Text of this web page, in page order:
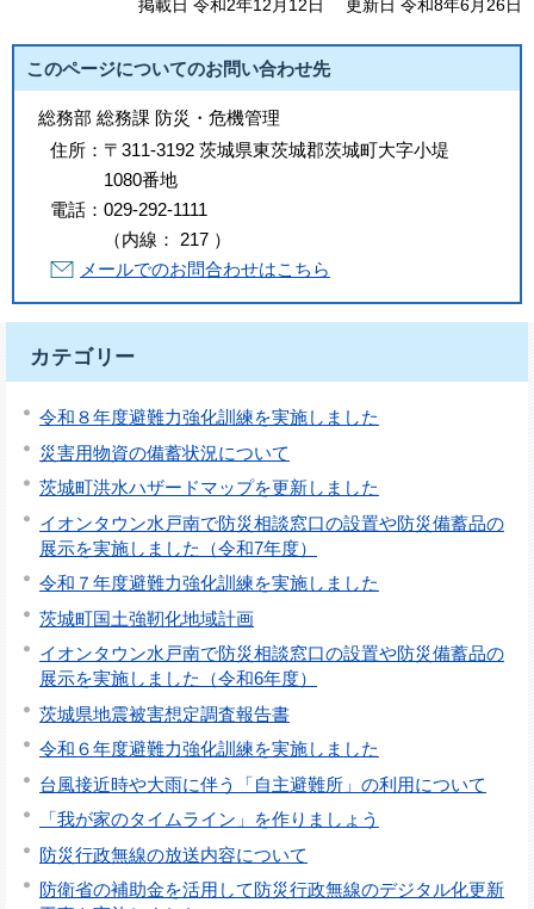
掲載日 令和2年12月12日 更新日 令和8年6月26日
このページについてのお問い合わせ先
総務部 総務課 防災・危機管理
住所： 〒311-3192 茨城県東茨城郡茨城町大字小堤
1080番地
電話： 029-292-1111
（内線 ： 217 ）
メールでのお問合わせはこちら
カテゴリー
令和８年度避難力強化訓練を実施しました
災害用物資の備蓄状況について
茨城町洪水ハザードマップを更新しました
イオンタウン水戸南で防災相談窓口の設置や防災備蓄品の
展示を実施しました（令和7年度）
令和７年度避難力強化訓練を実施しました
茨城町国土強靭化地域計画
イオンタウン水戸南で防災相談窓口の設置や防災備蓄品の
展示を実施しました（令和6年度）
茨城県地震被害想定調査報告書
令和６年度避難力強化訓練を実施しました
台風接近時や大雨に伴う「自主避難所」の利用について
「我が家のタイムライン」を作りましょう
防災行政無線の放送内容について
防衛省の補助金を活用して防災行政無線のデジタル化更新